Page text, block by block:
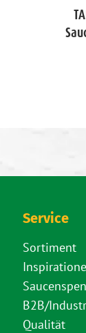
Service
Sortiment
B2B/
Qualität